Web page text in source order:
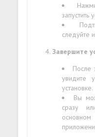
запустить
следуйте
Завершите
После
увидите
установке.
Вы
сразу